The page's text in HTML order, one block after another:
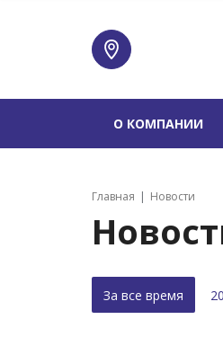
О КОМПАНИИ
Главная Новости
За все время